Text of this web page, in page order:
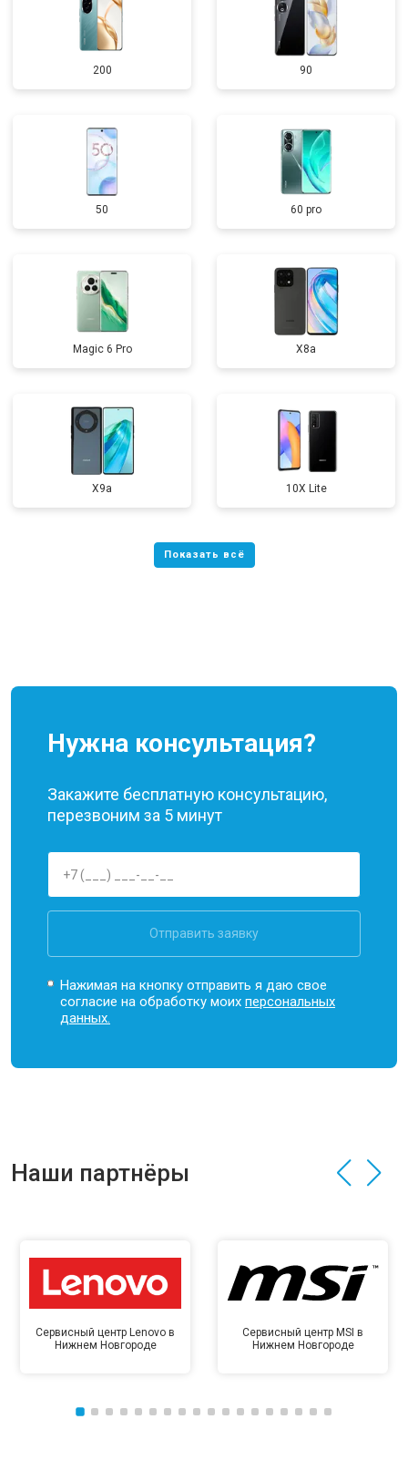
200 90
50 60 pro
Magic 6 Pro X8a
X9a 10X Lite
Нужна консультация?
Закажите бесплатную консультацию,
перезвоним за 5 минут
Отправить заявку
Нажимая на кнопку отправить я даю свое
согласие на обработку моихперсональных
данных.
Наши партнёры
Сервисный центр Lenovo в
Нижнем Новгороде
Сервисный центр MSI в
Нижнем Новгороде